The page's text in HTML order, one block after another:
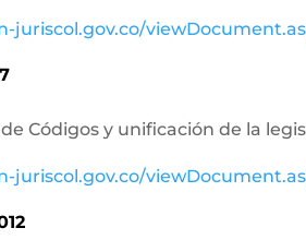
juriscol.gov.co/
Códigos y unificación de la
juriscol.gov.co/